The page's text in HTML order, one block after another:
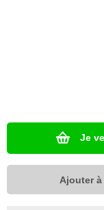
Je
Ajouter